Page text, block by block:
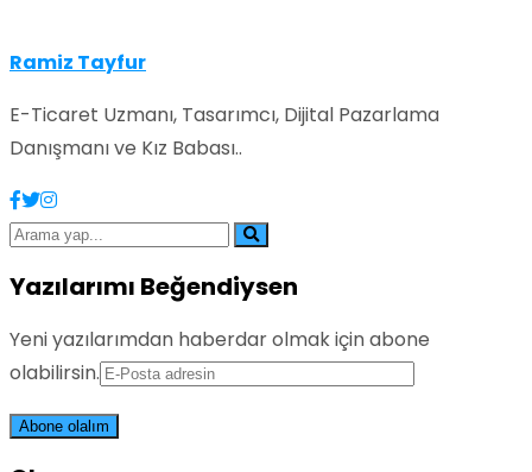
Ramiz Tayfur
E-Ticaret Uzmanı, Tasarımcı, Dijital Pazarlama
Danışmanı ve Kız Babası..
Yazılarımı Beğendiysen
Yeni yazılarımdan haberdar olmak için abone
olabilirsin.